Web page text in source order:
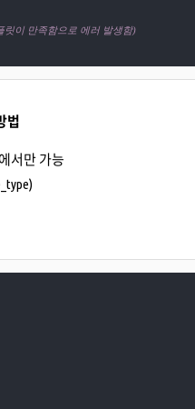
이 만족함으로 에러 발생함)
법
서만 가능